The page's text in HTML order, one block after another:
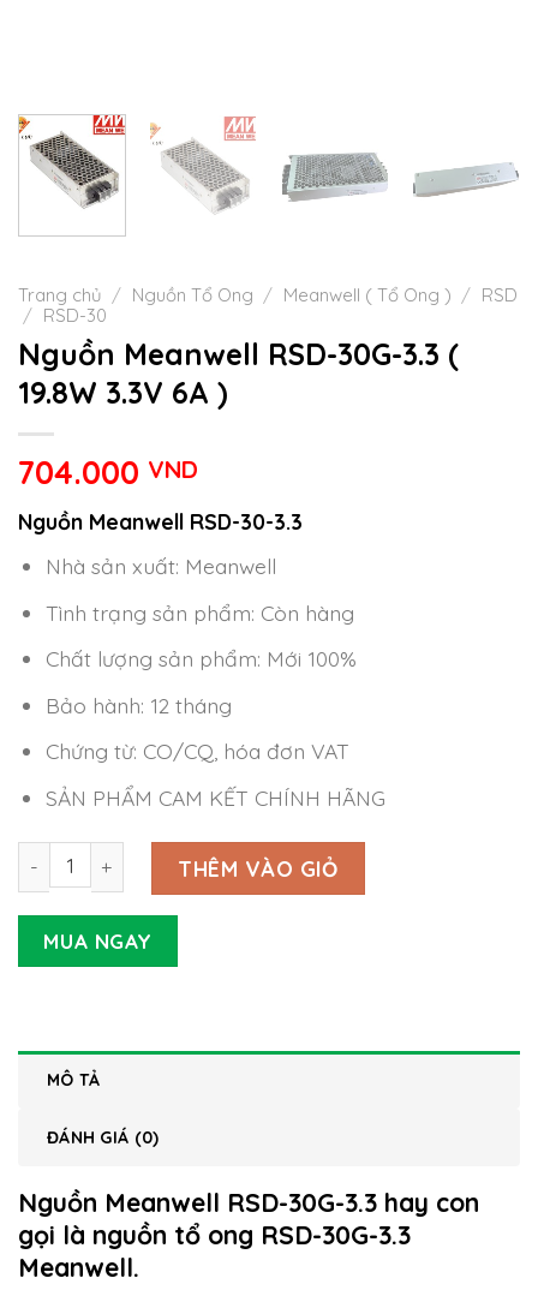
Trang chủ / Nguồn Tổ Ong / Meanwell ( Tổ Ong ) / RSD
/ RSD-30
Nguồn Meanwell RSD-30G-3.3 (
19.8W 3.3V 6A )
704.000 VND
Nguồn Meanwell RSD-30-3.3
Nhà sản xuất: Meanwell
Tình trạng sản phẩm: Còn hàng
Chất lượng sản phẩm: Mới 100%
Bảo hành: 12 tháng
Chứng từ: CO/CQ, hóa đơn VAT
SẢN PHẨM CAM KẾT CHÍNH HÃNG
Nguồn Meanwell RSD-30G-3.3 ( 19.8W 3.3V 6A ) số lượng
THÊM VÀO GIỎ
MUA NGAY
MÔ TẢ
ĐÁNH GIÁ (0)
Nguồn Meanwell RSD-30G-3.3 hay con
gọi là nguồn tổ ong RSD-30G-3.3
Meanwell.